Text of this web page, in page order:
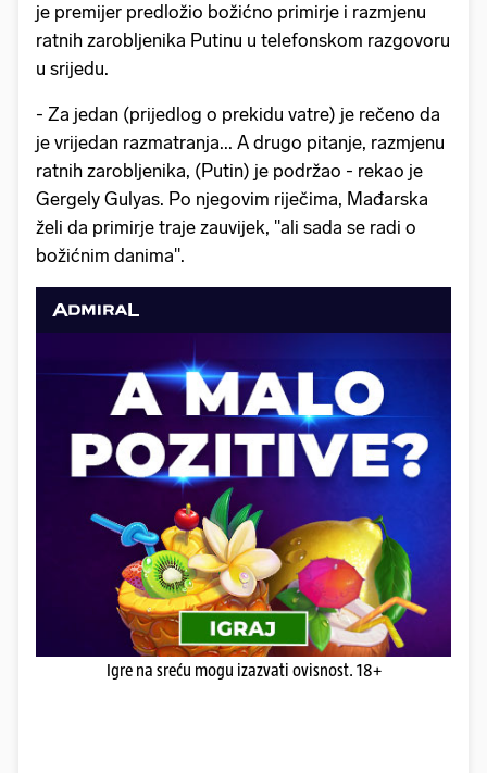
je premijer predložio božićno primirje i razmjenu
ratnih zarobljenika Putinu u telefonskom razgovoru
u srijedu.
- Za jedan (prijedlog o prekidu vatre) je rečeno da
je vrijedan razmatranja... A drugo pitanje, razmjenu
ratnih zarobljenika, (Putin) je podržao - rekao je
Gergely Gulyas. Po njegovim riječima, Mađarska
želi da primirje traje zauvijek, "ali sada se radi o
božićnim danima".
Igre na sreću mogu izazvati ovisnost. 18+